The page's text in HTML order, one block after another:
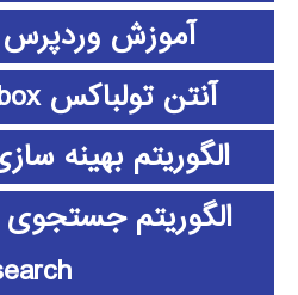
آموزش وردپرس wordpress
آنتن تولباکس antenna toolbox
الگوریتم بهینه